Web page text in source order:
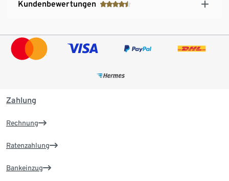
Kundenbewertungen
Zahlung
Rechnung
Ratenzahlung
Bankeinzug